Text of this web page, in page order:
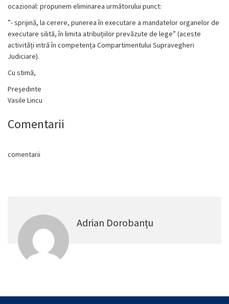
ocazional: propunem eliminarea următorului punct:
”- sprijină, la cerere, punerea în executare a mandatelor organelor de
executare silită, în limita atribuțiilor prevăzute de lege” (aceste
activități intră în competența Compartimentului Supravegheri
Judiciare).
Cu stimă,
Președinte
Vasile Lincu
Comentarii
comentarii
Adrian Dorobanțu